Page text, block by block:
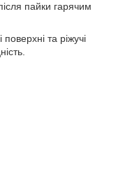
пайки гарячим
та ріжучі